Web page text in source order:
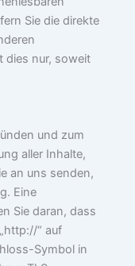
Sie die direkte
dies nur, soweit
und zum
aller Inhalte,
an uns senden,
Eine
Sie daran, dass
“ auf
Symbol in